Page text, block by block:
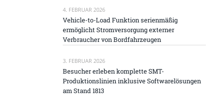
4. FEBRUAR 2026
Vehicle-to-Load Funktion serienmäßig
ermöglicht Stromversorgung externer
Verbraucher von Bordfahrzeugen
3. FEBRUAR 2026
Besucher erleben komplette SMT-
Produktionslinien inklusive Softwarelösungen
am Stand 1813